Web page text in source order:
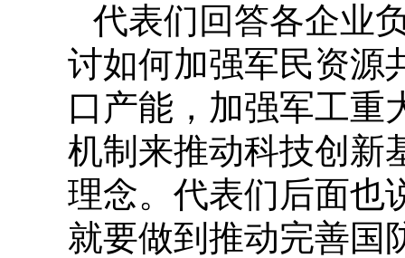
代表们回答各企业
讨如何加强军民资源
口产能，加强军工重
机制来推动科技创新
理念。代表们后面也
就要做到推动完善国